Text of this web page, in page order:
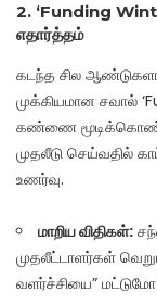
2. ‘Funding
எதார்த்தம்
கடந்த சில
முக்கியமான சவால்
கண்ணை
முதலீடு செய்வதில்
உணர்வு.
மாறிய விதிகள்:
முதலீட்டாளர்கள்
வளர்ச்சியை” மட்டுமோ